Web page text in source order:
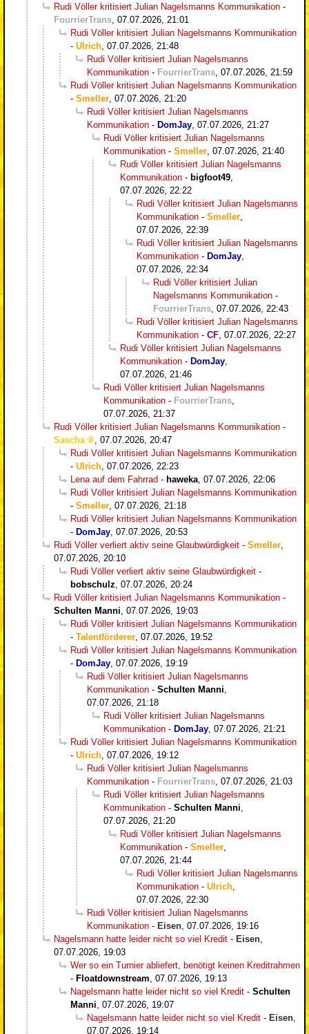
Rudi Völler kritisiert Julian Nagelsmanns Kommunikation -
FourrierTrans 07.07.2026, 21:01
Rudi Völler kritisiert Julian Nagelsmanns Kommunikation
- Ulrich 07.07.2026, 21:48
Rudi Völler kritisiert Julian Nagelsmanns
Kommunikation - FourrierTrans 07.07.2026, 21:59
Rudi Völler kritisiert Julian Nagelsmanns Kommunikation
- Smeller 07.07.2026, 21:20
Rudi Völler kritisiert Julian Nagelsmanns
Kommunikation - DomJay 07.07.2026, 21:27
Rudi Völler kritisiert Julian Nagelsmanns
Kommunikation - Smeller 07.07.2026, 21:40
Rudi Völler kritisiert Julian Nagelsmanns
Kommunikation - bigfoot49
07.07.2026, 22:22
Rudi Völler kritisiert Julian Nagelsmanns
Kommunikation - Smeller
07.07.2026, 22:39
Rudi Völler kritisiert Julian Nagelsmanns
Kommunikation - DomJay
07.07.2026, 22:34
Rudi Völler kritisiert Julian
Nagelsmanns Kommunikation -
FourrierTrans 07.07.2026, 22:43
Rudi Völler kritisiert Julian Nagelsmanns
Kommunikation - CF 07.07.2026, 22:27
Rudi Völler kritisiert Julian Nagelsmanns
Kommunikation - DomJay
07.07.2026, 21:46
Rudi Völler kritisiert Julian Nagelsmanns
Kommunikation - FourrierTrans
07.07.2026, 21:37
Rudi Völler kritisiert Julian Nagelsmanns Kommunikation -
Sascha
07.07.2026, 20:47
Rudi Völler kritisiert Julian Nagelsmanns Kommunikation
- Ulrich 07.07.2026, 22:23
Lena auf dem Fahrrad - haweka 07.07.2026, 22:06
Rudi Völler kritisiert Julian Nagelsmanns Kommunikation
- Smeller 07.07.2026, 21:18
Rudi Völler kritisiert Julian Nagelsmanns Kommunikation
- DomJay 07.07.2026, 20:53
Rudi Völler verliert aktiv seine Glaubwürdigkeit - Smeller
07.07.2026, 20:10
Rudi Völler verliert aktiv seine Glaubwürdigkeit -
bobschulz 07.07.2026, 20:24
Rudi Völler kritisiert Julian Nagelsmanns Kommunikation -
Schulten Manni 07.07.2026, 19:03
Rudi Völler kritisiert Julian Nagelsmanns Kommunikation
- Talentförderer 07.07.2026, 19:52
Rudi Völler kritisiert Julian Nagelsmanns Kommunikation
- DomJay 07.07.2026, 19:19
Rudi Völler kritisiert Julian Nagelsmanns
Kommunikation - Schulten Manni
07.07.2026, 21:18
Rudi Völler kritisiert Julian Nagelsmanns
Kommunikation - DomJay 07.07.2026, 21:21
Rudi Völler kritisiert Julian Nagelsmanns Kommunikation
- Ulrich 07.07.2026, 19:12
Rudi Völler kritisiert Julian Nagelsmanns
Kommunikation - FourrierTrans 07.07.2026, 21:03
Rudi Völler kritisiert Julian Nagelsmanns
Kommunikation - Schulten Manni
07.07.2026, 21:20
Rudi Völler kritisiert Julian Nagelsmanns
Kommunikation - Smeller
07.07.2026, 21:44
Rudi Völler kritisiert Julian Nagelsmanns
Kommunikation - Ulrich
07.07.2026, 22:30
Rudi Völler kritisiert Julian Nagelsmanns
Kommunikation - Eisen 07.07.2026, 19:16
Nagelsmann hatte leider nicht so viel Kredit - Eisen
07.07.2026, 19:03
Wer so ein Turnier abliefert, benötigt keinen Kreditrahmen
- Floatdownstream 07.07.2026, 19:13
Nagelsmann hatte leider nicht so viel Kredit - Schulten
Manni 07.07.2026, 19:07
Nagelsmann hatte leider nicht so viel Kredit - Eisen
07.07.2026, 19:14